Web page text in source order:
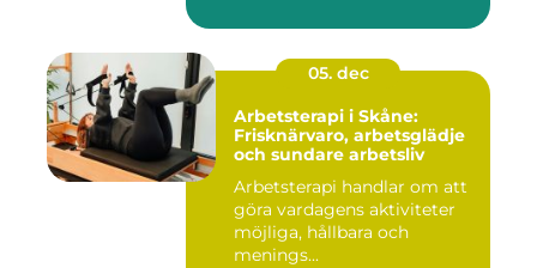
05. dec
Arbetsterapi i Skåne:
Frisknärvaro, arbetsglädje
och sundare arbetsliv
Arbetsterapi handlar om att
göra vardagens aktiviteter
möjliga, hållbara och
menings...